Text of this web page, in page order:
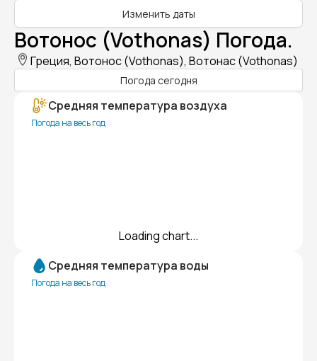
Изменить даты
Вотонос (Vothonas) Погода.
Греция, Вотонос (Vothonas), Вотонас (Vothonas)
Погода сегодня
Средняя температура воздуха
Погода на весь год
Loading chart...
Средняя температура воды
Погода на весь год